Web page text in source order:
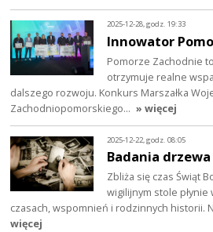
2025-12-28, godz. 19:33
Innowator
Pomorze Zachodnie
otrzymuje realne
dalszego rozwoju. Konkurs Marszałka
Zachodniopomorskiego… » więcej
2025-12-22, godz. 08:05
Badania
Zbliża się czas Świąt
wigilijnym stole
czasach, wspomnień i rodzinnych historii.
więcej